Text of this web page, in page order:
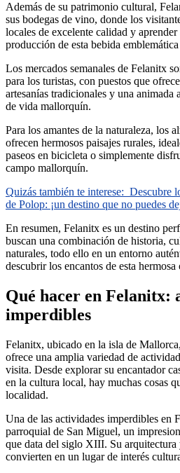
Además de su patrimonio cultural,
sus bodegas de vino, donde los
locales de excelente calidad y
producción de esta bebida
Los mercados semanales de Felanitx
para los turistas, con puestos que
artesanías tradicionales y una animada
de vida mallorquín.
Para los amantes de la naturaleza, los
ofrecen hermosos paisajes rurales,
paseos en bicicleta o simplemente
campo mallorquín.
Quizás también te interese: Descubre
de Polop: ¡un destino que no puedes
En resumen, Felanitx es un destino
buscan una combinación de historia,
naturales, todo ello en un entorno
descubrir los encantos de esta
Qué hacer en Felanitx:
imperdibles
Felanitx, ubicado en la isla de
ofrece una amplia variedad de
visita. Desde explorar su encantador
en la cultura local, hay muchas cosas
localidad.
Una de las actividades imperdibles en
parroquial de San Miguel, un
que data del siglo XIII. Su arquitectura
convierten en un lugar de interés